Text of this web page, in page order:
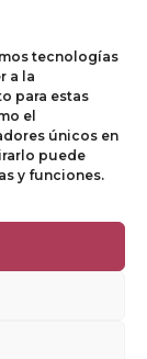
tecnologías
a la
para estas
el
únicos en
puede
y funciones.